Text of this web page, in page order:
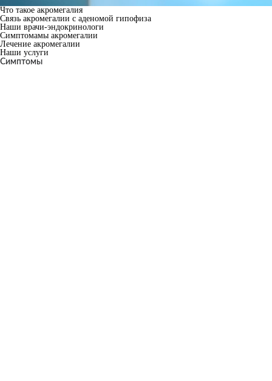
Что такое акромегалия
Связь акромегалии с аденомой гипофиза
Наши врачи-эндокринологи
Симптомамы акромегалии
Лечение акромегалии
Наши услуги
Симптомы